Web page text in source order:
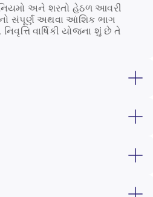
નિયમો અને શરતો હેઠળ આવરી
સંપૂર્ણ અથવા આંશિક ભાગ
વાર્ષિકી યોજના શું છે તે